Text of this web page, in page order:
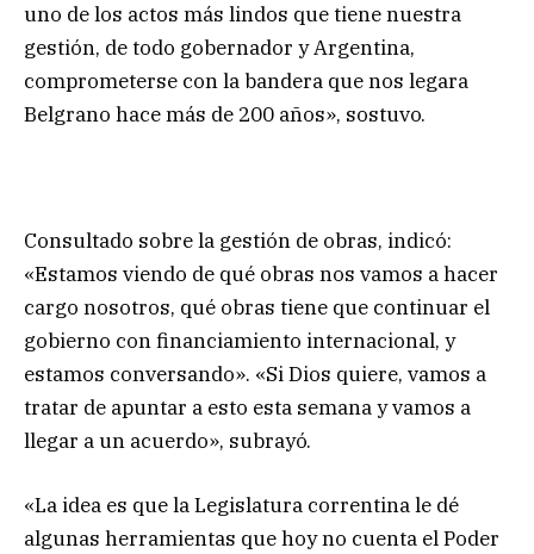
uno de los actos más lindos que tiene nuestra
gestión, de todo gobernador y Argentina,
comprometerse con la bandera que nos legara
Belgrano hace más de 200 años», sostuvo.
Consultado sobre la gestión de obras, indicó:
«Estamos viendo de qué obras nos vamos a hacer
cargo nosotros, qué obras tiene que continuar el
gobierno con financiamiento internacional, y
estamos conversando». «Si Dios quiere, vamos a
tratar de apuntar a esto esta semana y vamos a
llegar a un acuerdo», subrayó.
«La idea es que la Legislatura correntina le dé
algunas herramientas que hoy no cuenta el Poder